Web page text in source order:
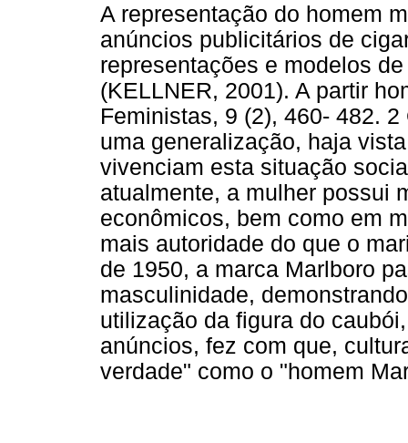
A representação do homem
anúncios publicitários de
representações e modelos
(KELLNER, 2001). A partir
Feministas, 9 (2), 460- 482.
uma generalização, haja
vivenciam esta situação
atualmente, a mulher possui
econômicos, bem como em
mais autoridade do que o
de 1950, a marca Marlboro
masculinidade,
utilização da figura do
anúncios, fez com que,
verdade" como o "homem